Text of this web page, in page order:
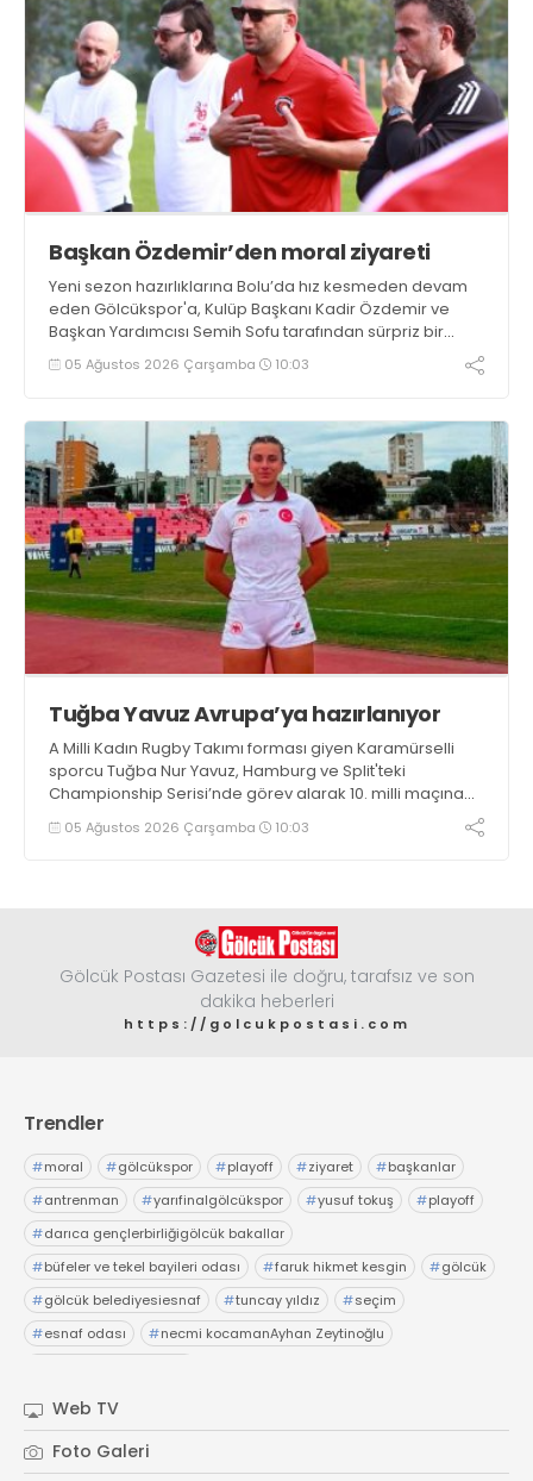
Başkan Özdemir’den moral ziyareti
Yeni sezon hazırlıklarına Bolu’da hız kesmeden devam
eden Gölcükspor'a, Kulüp Başkanı Kadir Özdemir ve
Başkan Yardımcısı Semih Sofu tarafından sürpriz bir
moral ziyareti gerçekleştirildi
05 Ağustos 2026 Çarşamba 10:03
Tuğba Yavuz Avrupa’ya hazırlanıyor
A Milli Kadın Rugby Takımı forması giyen Karamürselli
sporcu Tuğba Nur Yavuz, Hamburg ve Split'teki
Championship Serisi’nde görev alarak 10. milli maçına
çıkma eşiğini geride bıraktı
05 Ağustos 2026 Çarşamba 10:03
Gölcük Postası Gazetesi ile doğru, tarafsız ve son
dakika heberleri
https://golcukpostasi.com
Trendler
#moral #gölcükspor #playoff #ziyaret #başkanlar
#antrenman #yarıfinalgölcükspor #yusuf tokuş #playoff
#darıca gençlerbirliğigölcük bakallar
#büfeler ve tekel bayileri odası #faruk hikmet kesgin #gölcük
#gölcük belediyesiesnaf #tuncay yıldız #seçim
#esnaf odası #necmi kocamanAyhan Zeytinoğlu
Web TV
Foto Galeri